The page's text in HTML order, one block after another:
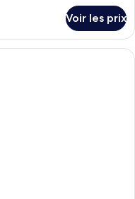
Voir les prix
1 très grand lit, vue mer |